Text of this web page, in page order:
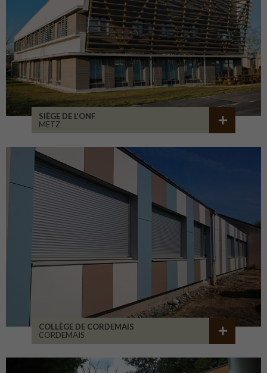
SIÈGE DE L’ONF
METZ
COLLÈGE DE CORDEMAIS
CORDEMAIS